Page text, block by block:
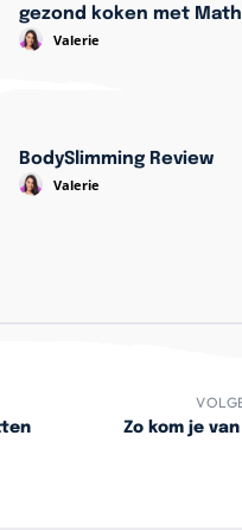
gezond koken met
Valerie
BodySlimming Review
Valerie
Zo kom je